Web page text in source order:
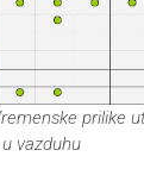
prilike
vazduhu